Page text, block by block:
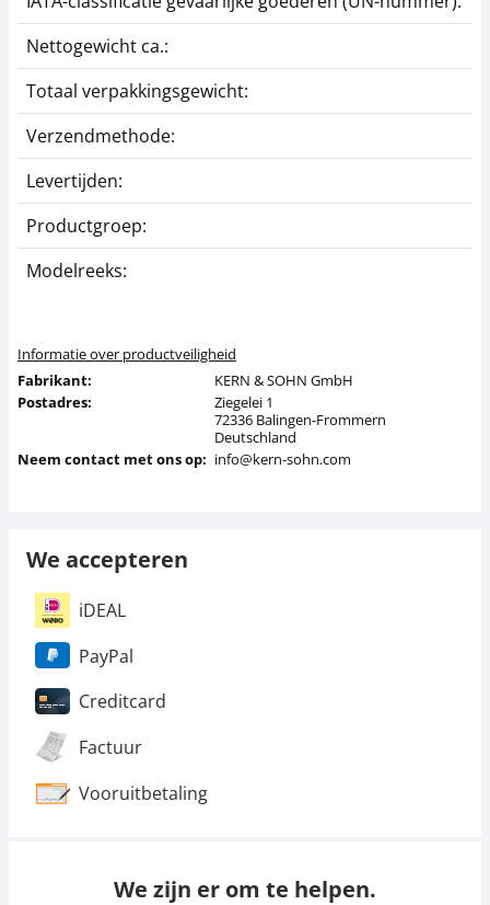
Nettogewicht ca.:
Totaal verpakkingsgewicht:
Verzendmethode:
Levertijden:
Productgroep:
Modelreeks:
Informatie over productveiligheid
Fabrikant:
KERN & SOHN GmbH
Postadres:
Ziegelei 1
72336 Balingen-Frommern
Deutschland
Neem contact met ons op: info@kern-sohn.com
We accepteren
iDEAL
PayPal
Creditcard
Factuur
Vooruitbetaling
We zijn er om te helpen.